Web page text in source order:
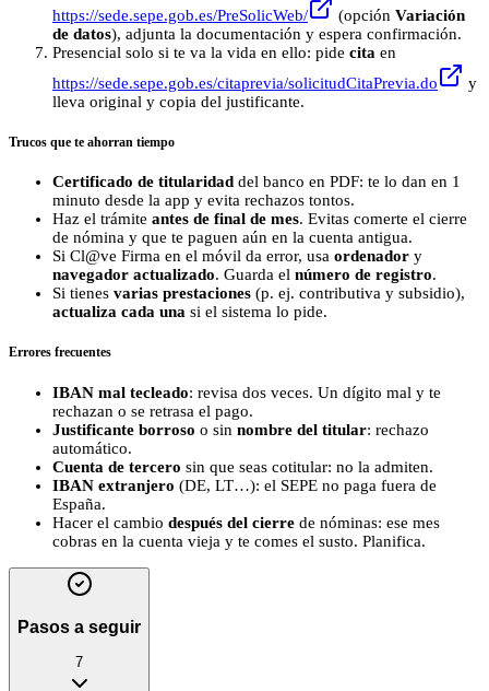
https://sede.sepe.gob.es/PreSolicWeb/
(opción Variación
de datos), adjunta la documentación y espera confirmación.
Presencial solo si te va la vida en ello: pide cita en
https://sede.sepe.gob.es/citaprevia/solicitudCitaPrevia.do
y
lleva original y copia del justificante.
Trucos que te ahorran tiempo
Certificado de titularidad del banco en PDF: te lo dan en 1
minuto desde la app y evita rechazos tontos.
Haz el trámite antes de final de mes. Evitas comerte el cierre
de nómina y que te paguen aún en la cuenta antigua.
Si Cl@ve Firma en el móvil da error, usa ordenador y
navegador actualizado. Guarda el número de registro.
Si tienes varias prestaciones (p. ej. contributiva y subsidio),
actualiza cada una si el sistema lo pide.
Errores frecuentes
IBAN mal tecleado: revisa dos veces. Un dígito mal y te
rechazan o se retrasa el pago.
Justificante borroso o sin nombre del titular: rechazo
automático.
Cuenta de tercero sin que seas cotitular: no la admiten.
IBAN extranjero (DE, LT…): el SEPE no paga fuera de
España.
Hacer el cambio después del cierre de nóminas: ese mes
cobras en la cuenta vieja y te comes el susto. Planifica.
Pasos a seguir
7